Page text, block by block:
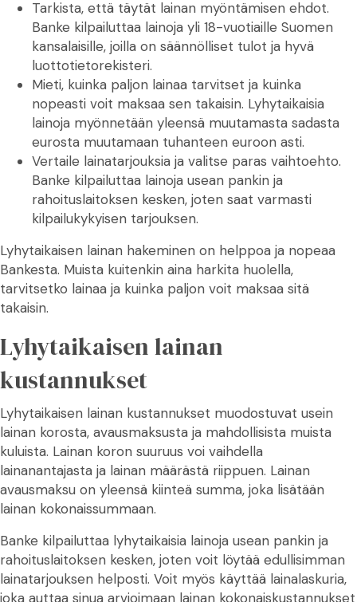
Tarkista, että täytät lainan myöntämisen ehdot.
Banke kilpailuttaa lainoja yli 18-vuotiaille Suomen
kansalaisille, joilla on säännölliset tulot ja hyvä
luottotietorekisteri.
Mieti, kuinka paljon lainaa tarvitset ja kuinka
nopeasti voit maksaa sen takaisin. Lyhytaikaisia
lainoja myönnetään yleensä muutamasta sadasta
eurosta muutamaan tuhanteen euroon asti.
Vertaile lainatarjouksia ja valitse paras vaihtoehto.
Banke kilpailuttaa lainoja usean pankin ja
rahoituslaitoksen kesken, joten saat varmasti
kilpailukykyisen tarjouksen.
Lyhytaikaisen lainan hakeminen on helppoa ja nopeaa
Bankesta. Muista kuitenkin aina harkita huolella,
tarvitsetko lainaa ja kuinka paljon voit maksaa sitä
takaisin.
Lyhytaikaisen lainan
kustannukset
Lyhytaikaisen lainan kustannukset muodostuvat usein
lainan korosta, avausmaksusta ja mahdollisista muista
kuluista. Lainan koron suuruus voi vaihdella
lainanantajasta ja lainan määrästä riippuen. Lainan
avausmaksu on yleensä kiinteä summa, joka lisätään
lainan kokonaissummaan.
Banke kilpailuttaa lyhytaikaisia lainoja usean pankin ja
rahoituslaitoksen kesken, joten voit löytää edullisimman
lainatarjouksen helposti. Voit myös käyttää lainalaskuria,
joka auttaa sinua arvioimaan lainan kokonaiskustannukset